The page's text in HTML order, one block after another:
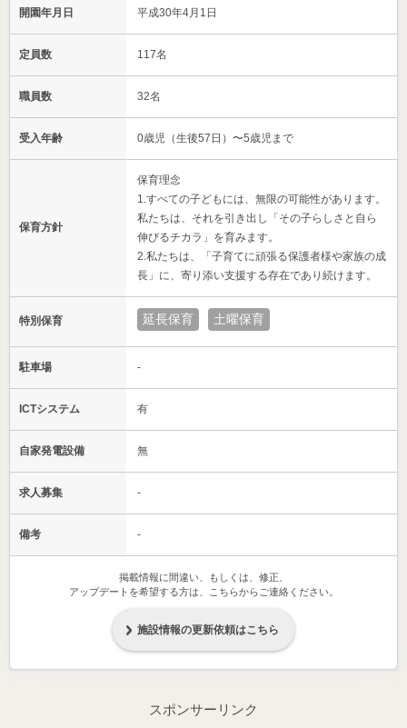
開園年月日 平成30年4月1日
定員数 117名
職員数 32名
受入年齢 0歳児（生後57日）〜5歳児まで
保育方針
保育理念
1.すべての子どもには、無限の可能性があります。
私たちは、それを引き出し「その子らしさと自ら
伸びるチカラ」を育みます。
2.私たちは、「子育てに頑張る保護者様や家族の成
長」に、寄り添い支援する存在であり続けます。
特別保育 延長保育 土曜保育
駐車場 -
ICTシステム 有
自家発電設備 無
求人募集 -
備考 -
掲載情報に間違い、もしくは、修正、
アップデートを希望する方は、こちらからご連絡ください。
施設情報の更新依頼はこちら
スポンサーリンク